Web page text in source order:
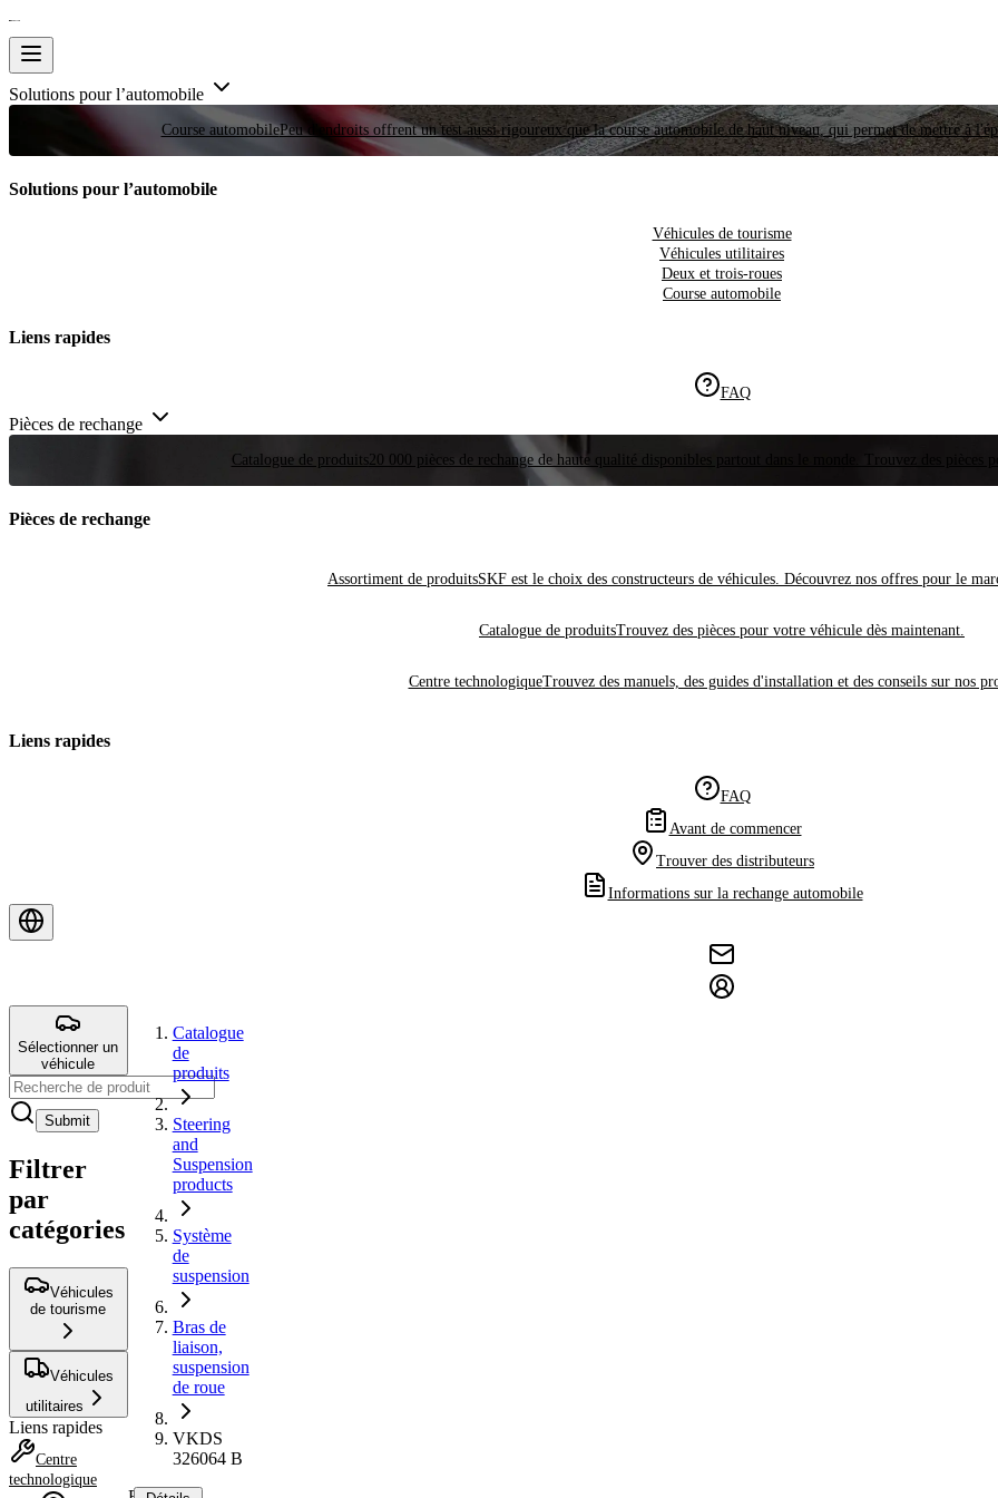
Solutions pour l’automobile
Course automobilePeu d'endroits offrent un test aussi rigoureux que la course automobile de haut niveau, qui permet de mettre à
Solutions pour l’automobile
Véhicules de tourisme
Véhicules utilitaires
Deux et trois-roues
Course automobile
Liens rapides
FAQ
Pièces de rechange
Catalogue de produits20 000 pièces de rechange de haute qualité disponibles partout dans le monde. Trouvez des pièces
Pièces de rechange
Assortiment de produitsSKF est le choix des constructeurs de véhicules. Découvrez nos offres pour le
Catalogue de produitsTrouvez des pièces pour votre véhicule dès maintenant.
Centre technologiqueTrouvez des manuels, des guides d'installation et des conseils sur nos
Liens rapides
FAQ
Avant de commencer
Trouver des distributeurs
Informations sur la rechange automobile
Sélectionner un
véhicule
Submit
Filtrer
par
catégories
Véhicules
de tourisme
Véhicules
utilitaires
Liens rapides
Centre
technologique
Catalogue
de
produits
Steering
and
Suspension
products
Système
de
suspension
Bras de
liaison,
suspension
de roue
VKDS
326064 B